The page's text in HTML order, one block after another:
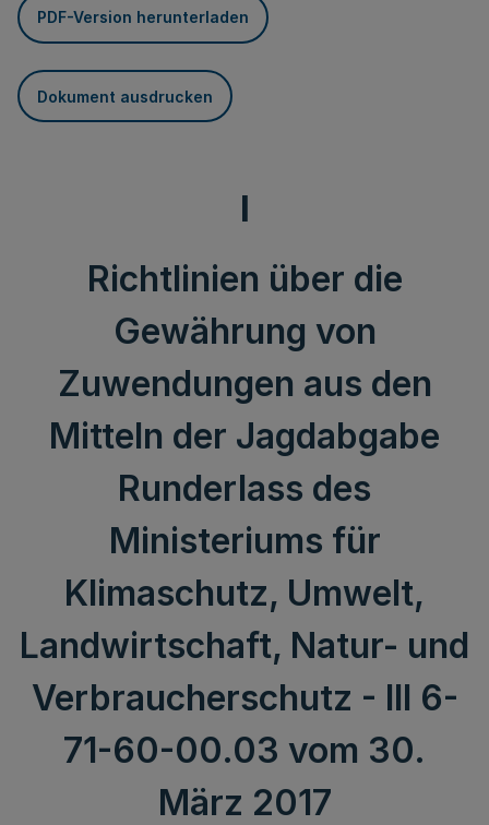
PDF-Version herunterladen
Dokument ausdrucken
I
Richtlinien über die
Gewährung von
Zuwendungen aus den
Mitteln der Jagdabgabe
Runderlass des
Ministeriums für
Klimaschutz, Umwelt,
Landwirtschaft, Natur- und
Verbraucherschutz - III 6-
71-60-00.03 vom 30.
März 2017